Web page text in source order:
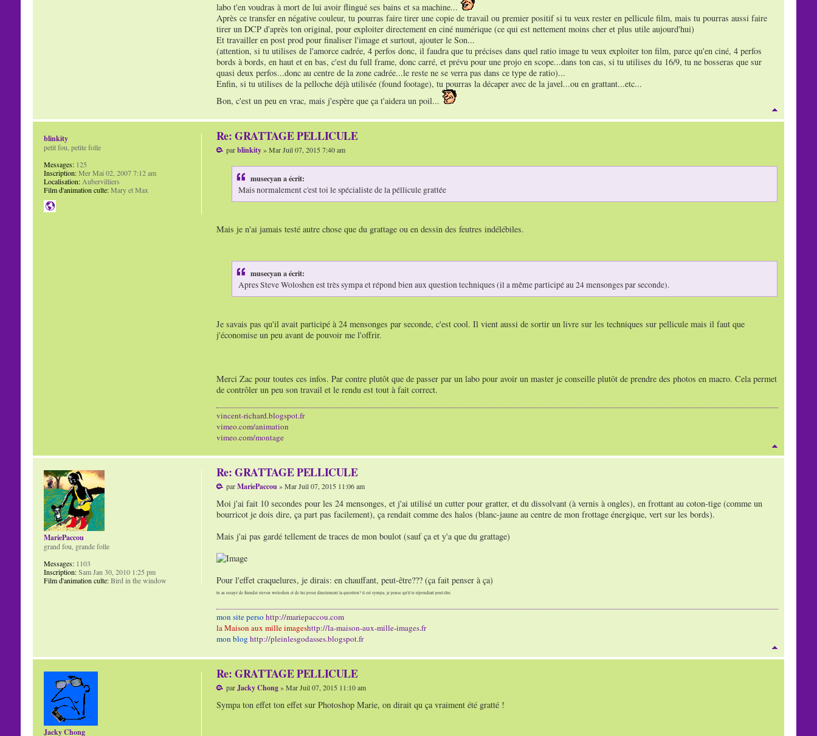
labo t'en voudras à mort de lui avoir flingué ses bains et sa machine...
Après ce transfer en négative couleur, tu pourras faire tirer une copie de travail ou premier positif si tu veux rester en pellicule film, mais tu pourras aussi faire
tirer un DCP d'après ton original, pour exploiter directement en ciné numérique (ce qui est nettement moins cher et plus utile aujourd'hui)
Et travailler en post prod pour finaliser l'image et surtout, ajouter le Son...
(attention, si tu utilises de l'amorce cadrée, 4 perfos donc, il faudra que tu précises dans quel ratio image tu veux exploiter ton film, parce qu'en ciné, 4 perfos
bords à bords, en haut et en bas, c'est du full frame, donc carré, et prévu pour une projo en scope...dans ton cas, si tu utilises du 16/9, tu ne bosseras que sur
quasi deux perfos...donc au centre de la zone cadrée...le reste ne se verra pas dans ce type de ratio)...
Enfin, si tu utilises de la pelloche déjà utilisée (found footage), tu pourras la décaper avec de la javel...ou en grattant...etc...
Bon, c'est un peu en vrac, mais j'espère que ça t'aidera un poil...
Re: GRATTAGE PELLICULE
parblinkity» Mar Juil 07, 2015 7:40 am
musecyan a écrit:
Mais normalement c'est toi le spécialiste de la péllicule grattée
Mais je n'ai jamais testé autre chose que du grattage ou en dessin des feutres indélébiles.
musecyan a écrit:
Apres Steve Woloshen est très sympa et répond bien aux question techniques (il a même participé au 24 mensonges par seconde).
Je savais pas qu'il avait participé à 24 mensonges par seconde, c'est cool. Il vient aussi de sortir un livre sur les techniques sur pellicule mais il faut que
j'économise un peu avant de pouvoir me l'offrir.
Merci Zac pour toutes ces infos. Par contre plutôt que de passer par un labo pour avoir un master je conseille plutôt de prendre des photos en macro. Cela permet
de contrôler un peu son travail et le rendu est tout à fait correct.
vincent-richard.blogspot.fr
vimeo.com/animation
vimeo.com/montage
blinkity
petit fou, petite folle
Messages:125
Inscription:Mer Mai 02, 2007 7:12 am
Localisation:Aubervilliers
Film d'animation culte:Mary et Max
Re: GRATTAGE PELLICULE
parMariePaccou » Mar Juil 07, 2015 11:06 am
Moi j'ai fait 10 secondes pour les 24 mensonges, et j'ai utilisé un cutter pour gratter, et du dissolvant (à vernis à ongles), en frottant au coton-tige (comme un
bourricot je dois dire, ça part pas facilement), ça rendait comme des halos (blanc-jaune au centre de mon frottage énergique, vert sur les bords).
Mais j'ai pas gardé tellement de traces de mon boulot (sauf ça et y'a que du grattage)
Pour l'effet craquelures, je dirais: en chauffant, peut-être??? (ça fait penser à ça)
tu as essayé de friender steven woloshen et de lui poser directement la question? il est sympa, je pense qu'il te répondrait peut-être.
mon site persohttp://mariepaccou.com
la Maison aux mille imageshttp://la-maison-aux-mille-images.fr
mon blog http://pleinlesgodasses.blogspot.fr
MariePaccou
grand fou, grande folle
Messages:1103
Inscription:Sam Jan 30, 2010 1:25 pm
Film d'animation culte:Bird in the window
Re: GRATTAGE PELLICULE
parJacky Chong» Mar Juil 07, 2015 11:10 am
Sympa ton effet ton effet sur Photoshop Marie, on dirait qu ça vraiment été gratté !
Jacky Chong